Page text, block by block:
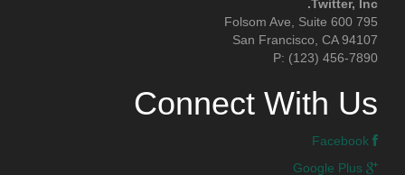
Twitter, Inc.
795 Folsom Ave, Suite 600
San Francisco, CA 94107
P: (123) 456-7890
Connect With Us